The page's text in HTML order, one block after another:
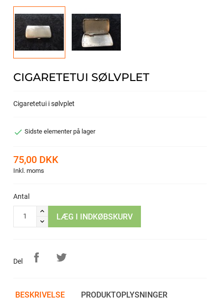
CIGARETETUI SØLVPLET
Cigaretetui i sølvplet
 Sidste elementer på lager
75,00 DKK
Inkl. moms
Antal
LÆG I INDKØBSKURV
Del
BESKRIVELSE PRODUKTOPLYSNINGER